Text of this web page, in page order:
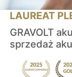
LAUREAT
GRAVOLT
sprzedaż